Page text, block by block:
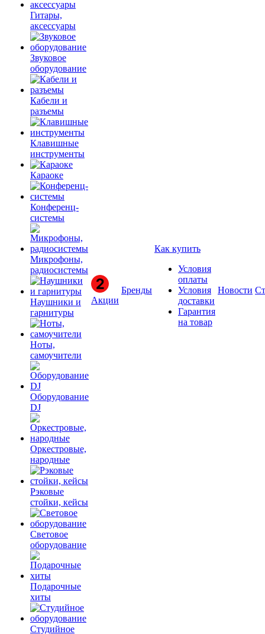
Гитары,
аксессуары
Звуковое
оборудование
Кабели и
разъемы
Клавишные
инструменты
Караоке
Конференц-
системы
Микрофоны,
радиосистемы
Наушники и
гарнитуры
Ноты,
самоучители
Оборудование
DJ
Оркестровые,
народные
Рэковые
стойки, кейсы
Световое
оборудование
Подарочные
хиты
Студийное
Акции
Бренды
Как купить
Условия
оплаты
Условия
доставки
Гарантия
на товар
Новости